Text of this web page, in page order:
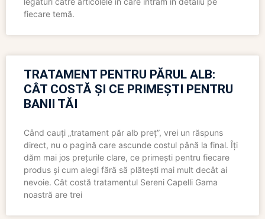
fiecare temă.
TRATAMENT PENTRU PĂRUL ALB:
CÂT COSTĂ ȘI CE PRIMEȘTI PENTRU
BANII TĂI
Când cauți „tratament păr alb preț”, vrei un răspuns
direct, nu o pagină care ascunde costul până la final. Îți
dăm mai jos prețurile clare, ce primești pentru fiecare
produs și cum alegi fără să plătești mai mult decât ai
nevoie. Cât costă tratamentul Sereni Capelli Gama
noastră are trei